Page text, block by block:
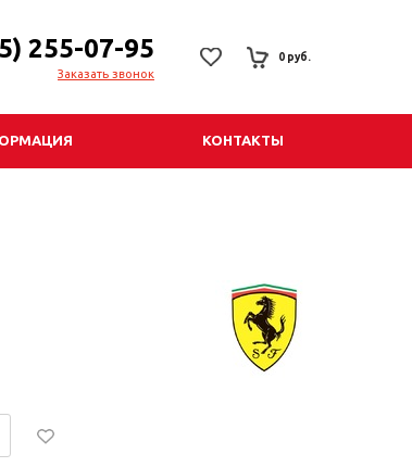
255-07-95
Заказать звонок
0 руб.
КОНТАКТЫ